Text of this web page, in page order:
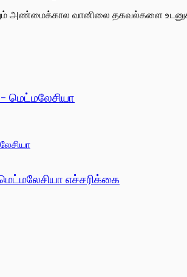
அண்மைக்கால வானிலை தகவல்களை
மெட்மலேசியா
எச்சரிக்கை